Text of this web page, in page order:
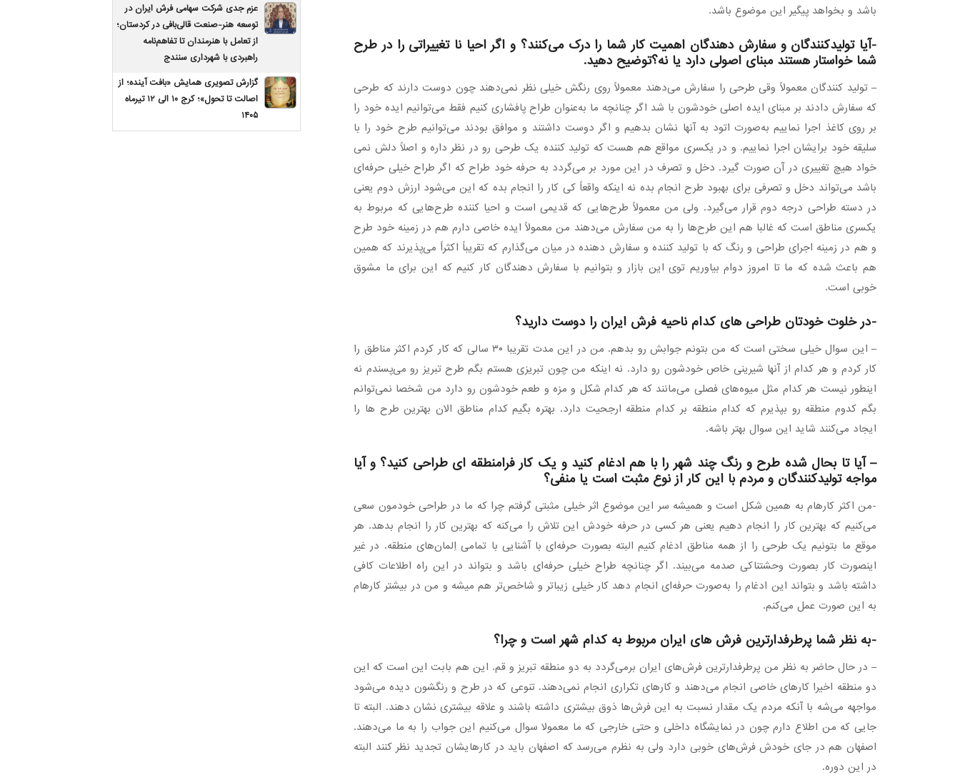
باشد و بخواهد پیگیر این موضوع باشد.
-آیا تولیدکنندگان و سفارش دهندگان اهمیت کار شما را درک می‌کنند؟ و اگر احیا نا تغییراتی را در طرح
شما خواستار هستند مبنای اصولی دارد یا نه؟توضیح دهید.
– تولید کنندگان معمولاً وقی طرحی را سفارش می‌دهند معمولاً روی رنگش خیلی نظر نمی‌دهند چون دوست دارند که طرحی
که سفارش دادند بر مبنای ایده اصلی خودشون با شد اگر چنانچه ما به‌عنوان طراح پافشاری کنیم فقط می‌توانیم ایده خود را
بر روی کاغذ اجرا نماییم به‌صورت اتود به آنها نشان بدهیم و اگر دوست داشتند و موافق بودند می‌توانیم طرح خود را با
سلیقه خود برایشان اجرا نماییم. و در یکسری مواقع هم هست که تولید کننده یک طرحی رو در نظر داره و اصلاً دلش نمی
خواد هیچ تغییری در آن صورت گیرد. دخل و تصرف در این مورد بر می‌گردد به حرفه خود طراح که اگر طراح خیلی حرفه‌ای
باشد می‌تواند دخل و تصرفی برای بهبود طرح انجام بده نه اینکه واقعاً کی کار را انجام بده که این می‌شود ارزش دوم یعنی
در دسته طراحی درجه دوم قرار می‌گیرد. ولی من معمولاً طرح‌هایی که قدیمی است و احیا کننده طرح‌هایی که مربوط به
یکسری مناطق است که غالبا هم این طرح‌ها را به من سفارش می‌دهند من معمولاً ایده خاصی دارم هم در زمینه خود طرح
و هم در زمینه اجرای طراحی و رنگ که با تولید کننده و سفارش دهنده در میان می‌گذارم که تقریباً اکثراً می‌پذیرند که همین
هم باعث شده که ما تا امروز دوام بیاوریم توی این بازار و بتوانیم با سفارش دهندگان کار کنیم که این برای ما مشوق
خوبی است.
-در خلوت خودتان طراحی های کدام ناحیه فرش ایران را دوست دارید؟
– این سوال خیلی سختی است که من بتونم جوابش رو بدهم. من در این مدت تقریبا ۳۰ سالی که کار کردم اکثر مناطق را
کار کردم و هر کدام از آنها شیرینی خاص خودشون رو دارد. نه اینکه من چون تبریزی هستم بگم طرح تبریز رو می‌پسندم نه
اینطور نیست هر کدام مثل میوه‌های فصلی می‌مانند که هر کدام شکل و مزه و طعم خودشون رو دارد من شخصا نمی‌توانم
بگم کدوم منطقه رو بپذیرم که کدام منطقه بر کدام منطقه ارجحیت دارد. بهتره بگیم کدام مناطق الان بهترین طرح ها را
ایجاد می‌کنند شاید این سوال بهتر باشه.
– آیا تا بحال شده طرح و رنگ چند شهر را با هم ادغام کنید و یک کار فرامنطقه ای طراحی کنید؟ و آیا
مواجه تولیدکنندگان و مردم با این کار از نوع مثبت است یا منفی؟
-من اکثر کارهام به همین شکل است و همیشه سر این موضوع اثر خیلی مثبتی گرفتم چرا که ما در طراحی خودمون سعی
می‌کنیم که بهترین کار را انجام دهیم یعنی هر کسی در حرفه خودش این تلاش را می‌کنه که بهترین کار را انجام بدهد. هر
موقع ما بتونیم یک طرحی را از همه مناطق ادغام کنیم البته بصورت حرفه‌ای با آشنایی با تمامی اِلمان‌های منطقه. در غیر
اینصورت کار بصورت وحشتناکی صدمه می‌بیند. اگر چنانچه طراح خیلی حرفه‌ای باشد و بتواند در این راه اطلاعات کافی
داشته باشد و بتواند این ادغام را به‌صورت حرفه‌ای انجام دهد کار خیلی زیباتر و شاخص‌تر هم میشه و من در بیشتر کارهام
به این صورت عمل می‌کنم.
-به نظر شما پرطرفدارترین فرش های ایران مربوط به کدام شهر است و چرا؟
– در حال حاضر به نظر من پرطرفدارترین فرش‌های ایران برمی‌گردد به دو منطقه تبریز و قم. این هم بابت این است که این
دو منطقه اخیرا کارهای خاصی انجام می‌دهند و کارهای تکراری انجام نمی‌دهند. تنوعی که در طرح و رنگشون دیده می‌شود
مواجهه می‌شه با آنکه مردم یک مقدار نسبت به این فرش‌ها ذوق بیشتری داشته باشند و علاقه بیشتری نشان دهند. البته تا
جایی که من اطلاع دارم چون در نمایشگاه داخلی و حتی خارجی که ما معمولا سوال می‌کنیم این جواب را به ما می‌دهند.
اصفهان هم در جای خودش فرش‌های خوبی دارد ولی به نظرم می‌رسد که اصفهان باید در کارهایشان تجدید نظر کنند البته
در این دوره.
عزم جدی شرکت سهامی فرش ایران در
توسعه هنر-صنعت قالی‌بافی در کردستان؛
از تعامل با هنرمندان تا تفاهم‌نامه
راهبردی با شهرداری سنندج
گزارش تصویری همایش «بافت آینده؛ از
اصالت تا تحول»؛ کرج ۱۰ الی ۱۲ تیرماه
۱۴۰۵